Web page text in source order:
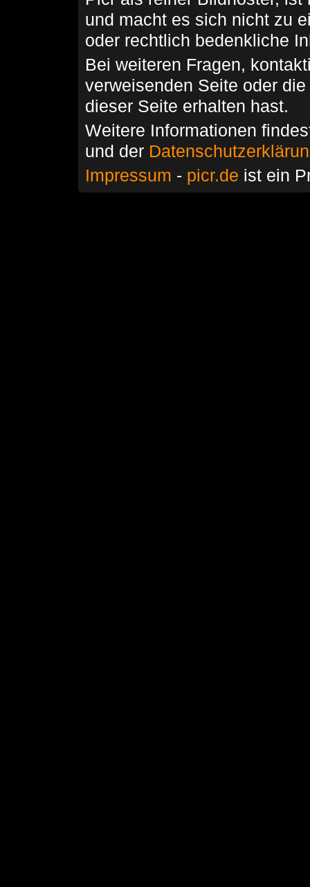
und macht es sich nicht zu
oder rechtlich bedenkliche
Bei weiteren Fragen,
verweisenden Seite oder
dieser Seite erhalten hast.
Weitere Informationen
und der
Impressum - picr.de ist ein